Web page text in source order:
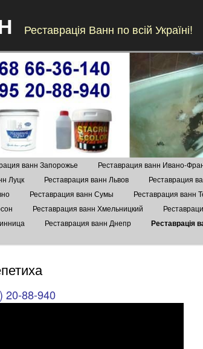
Реставрація Ванн по всій Україні!
Skip to content
ванн Запорожье Реставрация ванн Ивано-
Луцк Реставрация ванн Львов Реставрация
Реставрация ванн Сумы Реставрация ванн
Реставрация ванн Хмельницкий
Реставрация ванн Днепр Реставрація
20-88-940